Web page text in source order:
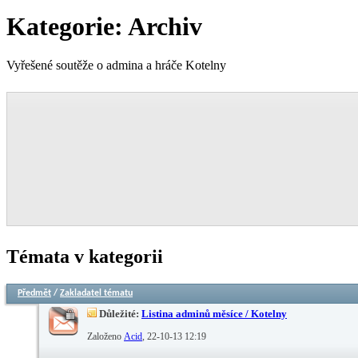
Kategorie: Archiv
Vyřešené soutěže o admina a hráče Kotelny
Témata v kategorii
Předmět / Zakladatel tématu
Důležité: Listina adminů měsíce / Kotelny
Založeno Acid‎, 22-10-13 12:19